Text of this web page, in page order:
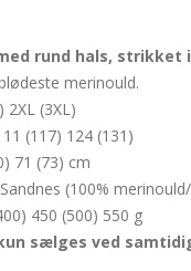
rund hals, strikket i
merinould.
2XL (3XL)
(117) 124 (131)
71 (73) cm
(100%
450 (500) 550 g
sælges ved